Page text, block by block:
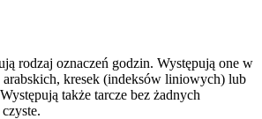
rodzaj oznaczeń godzin. Występują one w
kresek (indeksów liniowych) lub
także tarcze bez żadnych